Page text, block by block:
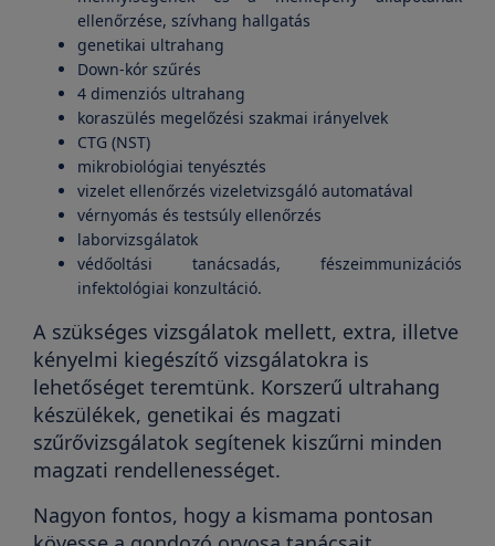
ellenőrzése, szívhang hallgatás
genetikai ultrahang
Down-kór szűrés
4 dimenziós ultrahang
koraszülés megelőzési szakmai irányelvek
CTG (NST)
mikrobiológiai tenyésztés
vizelet ellenőrzés vizeletvizsgáló automatával
vérnyomás és testsúly ellenőrzés
laborvizsgálatok
védőoltási tanácsadás, fészeimmunizációs
infektológiai konzultáció.
A szükséges vizsgálatok mellett, extra, illetve
kényelmi kiegészítő vizsgálatokra is
lehetőséget teremtünk. Korszerű ultrahang
készülékek, genetikai és magzati
szűrővizsgálatok segítenek kiszűrni minden
magzati rendellenességet.
Nagyon fontos, hogy a kismama pontosan